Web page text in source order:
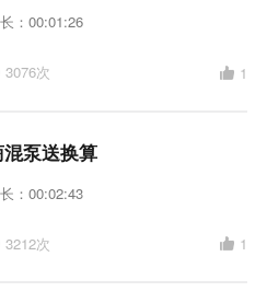
：00:01:26
3076次 1
泵送换算
：00:02:43
3212次 1